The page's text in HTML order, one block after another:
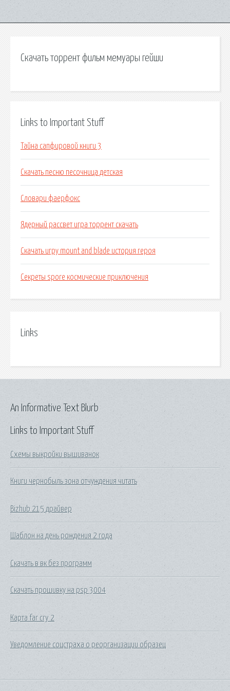
Скачать торрент фильм мемуары гейши
Links to Important Stuff
Тайна сапфировой книги 3
Скачать песню песочница детская
Словари фаерфокс
Ядерный рассвет игра торрент скачать
Скачать игру mount and blade история героя
Секреты spore космические приключения
Links
Links to Important Stuff
Схемы выкройки вышиванок
Книги чернобыль зона отчуждения читать
Bizhub 215 драйвер
Шаблон на день рождения 2 года
Скачать в вк без программ
Скачать прошивку на psp 3004
Карта far cry 2
Уведомление соцстраха о реорганизации образец
An Informative Text Blurb